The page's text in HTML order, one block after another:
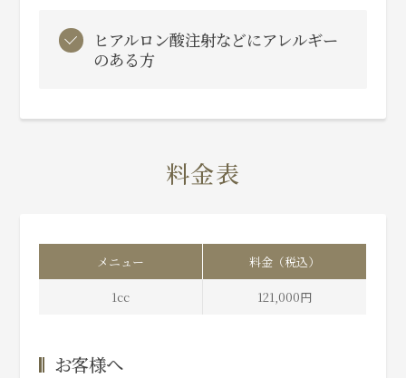
ヒアルロン酸注射などにアレルギー
のある方
料金表
メニュー 料金（税込）
1cc 121,000円
お客様へ